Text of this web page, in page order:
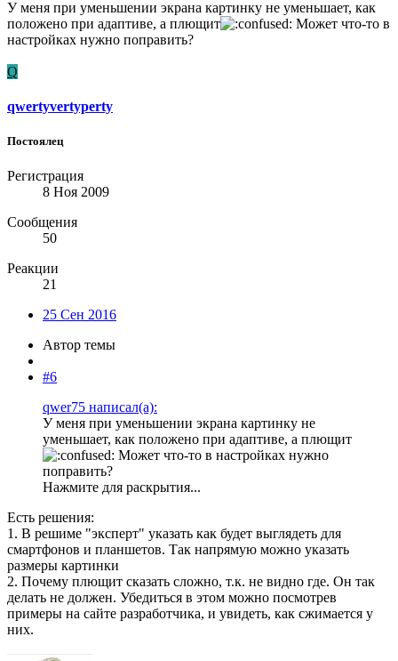
У меня при уменьшении экрана картинку не уменьшает, как
положено при адаптиве, а плющит
Может что-то в
настройках нужно поправить?
Q
qwertyvertyperty
Постоялец
Регистрация
8 Ноя 2009
Сообщения
50
Реакции
21
25 Сен 2016
Автор темы
#6
qwer75 написал(а):
У меня при уменьшении экрана картинку не
уменьшает, как положено при адаптиве, а плющит
Может что-то в настройках нужно
поправить?
Нажмите для раскрытия...
Есть решения:
1. В решиме "эксперт" указать как будет выглядеть для
смартфонов и планшетов. Так напрямую можно указать
размеры картинки
2. Почему плющит сказать сложно, т.к. не видно где. Он так
делать не должен. Убедиться в этом можно посмотрев
примеры на сайте разработчика, и увидеть, как сжимается у
них.